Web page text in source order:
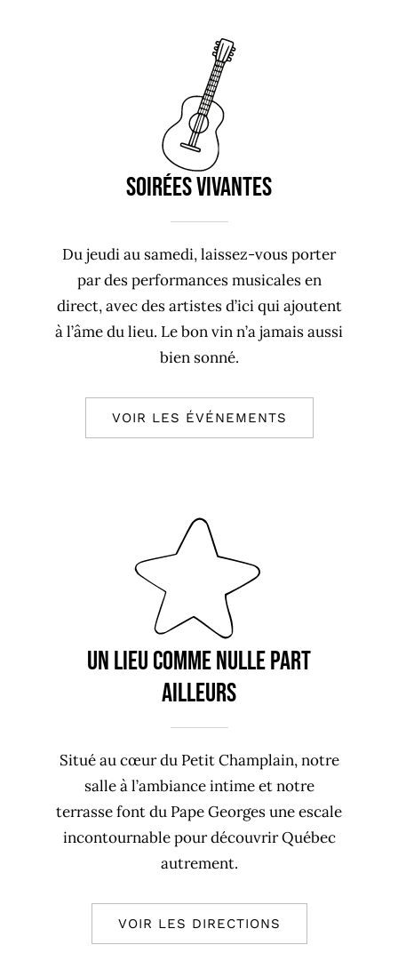
Soirées vivantes
Du jeudi au samedi, laissez-vous porter
par des performances musicales en
direct, avec des artistes d’ici qui ajoutent
à l’âme du lieu. Le bon vin n’a jamais aussi
bien sonné.
VOIR LES ÉVÉNEMENTS
Un lieu comme nulle part
ailleurs
Situé au cœur du Petit Champlain, notre
salle à l’ambiance intime et notre
terrasse font du Pape Georges une escale
incontournable pour découvrir Québec
autrement.
VOIR LES DIRECTIONS